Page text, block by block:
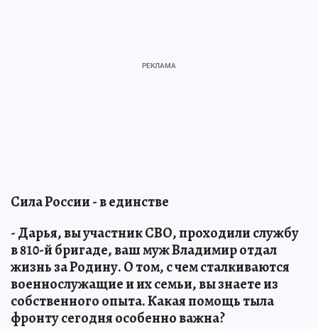
Сила России - в единстве
- Дарья, вы участник СВО, проходили службу
в 810-й бригаде, ваш муж Владимир отдал
жизнь за Родину. О том, с чем сталкиваются
военнослужащие и их семьи, вы знаете из
собственного опыта. Какая помощь тыла
фронту сегодня особенно важна?